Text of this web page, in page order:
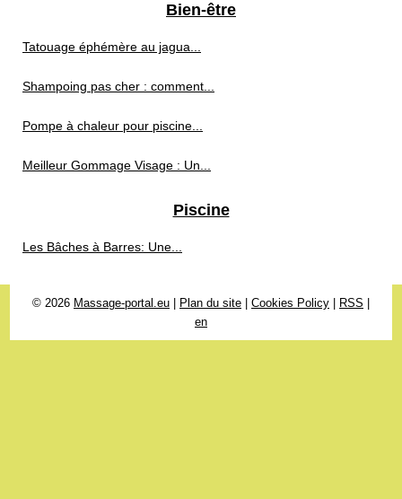
Bien-être
Tatouage éphémère au jagua...
Shampoing pas cher : comment...
Pompe à chaleur pour piscine...
Meilleur Gommage Visage : Un...
Piscine
Les Bâches à Barres: Une...
© 2026 Massage-portal.eu Plan du site Cookies Policy RSS
en